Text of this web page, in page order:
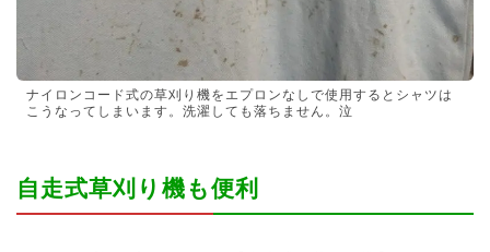
ナイロンコード式の草刈り機をエプロンなしで使用するとシャツは
こうなってしまいます。洗濯しても落ちません。泣
自走式草刈り機も便利